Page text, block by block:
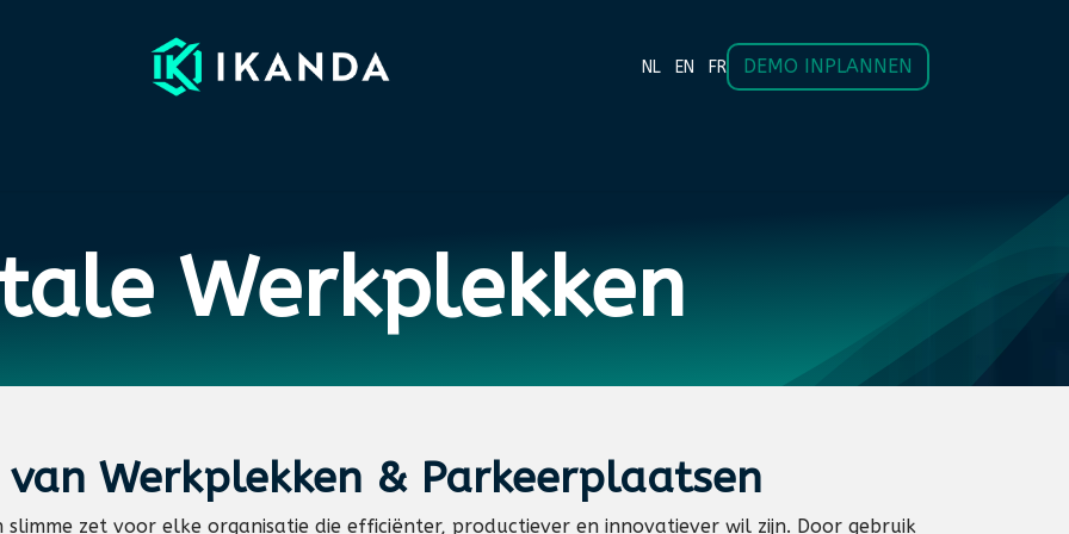
NL EN FR DEMO INPLANNEN
Werkplekken
van Werkplekken & Parkeerplaatsen
zet voor elke organisatie die efficiënter, productiever en innovatiever wil zijn. Door gebruik